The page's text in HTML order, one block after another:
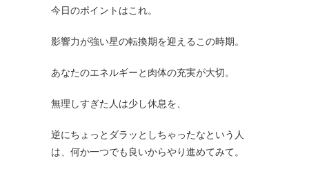
今日のポイントはこれ。
影響力が強い星の転換期を迎えるこの時期。
あなたのエネルギーと肉体の充実が大切。
無理しすぎた人は少し休息を、
逆にちょっとダラッとしちゃったなという人
は、何か一つでも良いからやり進めてみて。